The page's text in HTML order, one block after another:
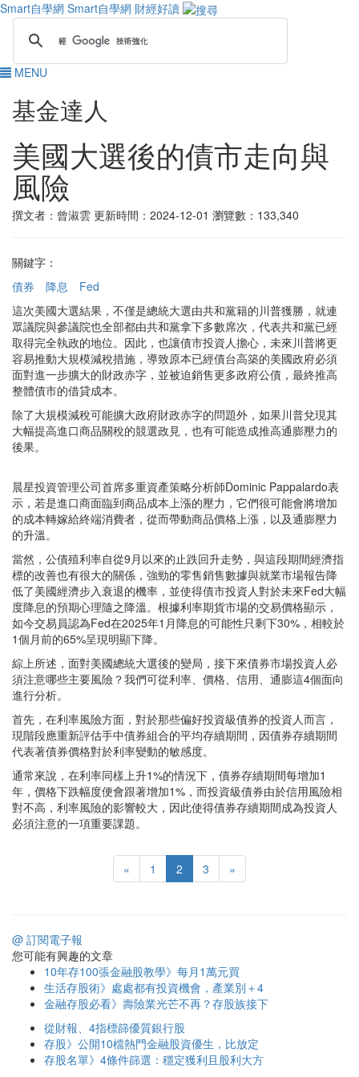
Smart自學網 Smart自學網 財經好讀
MENU
基金達人
美國大選後的債市走向與
風險
撰文者：曾淑雲 更新時間：2024-12-01 瀏覽數：133,340
關鍵字：
債券
降息
Fed
這次美國大選結果，不僅是總統大選由共和黨籍的川普獲勝，就連
眾議院與參議院也全部都由共和黨拿下多數席次，代表共和黨已經
取得完全執政的地位。因此，也讓債市投資人擔心，未來川普將更
容易推動大規模減稅措施，導致原本已經債台高築的美國政府必須
面對進一步擴大的財政赤字，並被迫銷售更多政府公債，最終推高
整體債市的借貸成本。
除了大規模減稅可能擴大政府財政赤字的問題外，如果川普兌現其
大幅提高進口商品關稅的競選政見，也有可能造成推高通膨壓力的
後果。
晨星投資管理公司首席多重資產策略分析師Dominic Pappalardo表
示，若是進口商面臨到商品成本上漲的壓力，它們很可能會將增加
的成本轉嫁給終端消費者，從而帶動商品價格上漲，以及通膨壓力
的升溫。
當然，公債殖利率自從9月以來的止跌回升走勢，與這段期間經濟指
標的改善也有很大的關係，強勁的零售銷售數據與就業市場報告降
低了美國經濟步入衰退的機率，並使得債市投資人對於未來Fed大幅
度降息的預期心理隨之降溫。根據利率期貨市場的交易價格顯示，
如今交易員認為Fed在2025年1月降息的可能性只剩下30%，相較於
1個月前的65%呈現明顯下降。
綜上所述，面對美國總統大選後的變局，接下來債券市場投資人必
須注意哪些主要風險？我們可從利率、價格、信用、通膨這4個面向
進行分析。
首先，在利率風險方面，對於那些偏好投資級債券的投資人而言，
現階段應重新評估手中債券組合的平均存續期間，因債券存續期間
代表著債券價格對於利率變動的敏感度。
通常來說，在利率同樣上升1%的情況下，債券存續期間每增加1
年，價格下跌幅度便會跟著增加1%，而投資級債券由於信用風險相
對不高，利率風險的影響較大，因此使得債券存續期間成為投資人
必須注意的一項重要課題。
« 1 2 3 »
@ 訂閱電子報
您可能有興趣的文章
10年存100張金融股教學》每月1萬元買
生活存股術》處處都有投資機會，產業別＋4
金融存股必看》壽險業光芒不再？存股族接下
從財報、4指標篩優質銀行股
存股》公開10檔熱門金融股資優生，比放定
存股名單》4條件篩選：穩定獲利且股利大方